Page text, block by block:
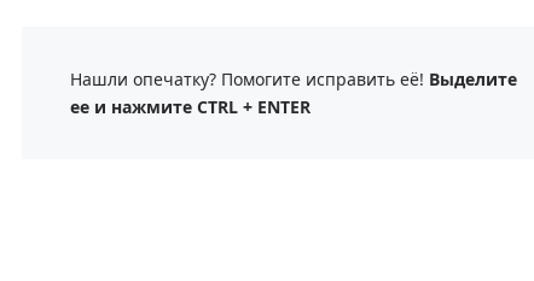
Нашли опечатку? Помогите исправить её! Выделите
ее и нажмите CTRL + ENTER